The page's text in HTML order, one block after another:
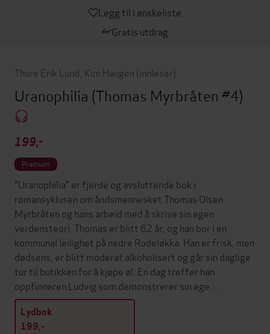
Legg til i ønskeliste
Gratis utdrag
Thure Erik Lund Kim Haugen (innleser)
Uranophilia (Thomas Myrbråten #4)
199,-
Premium
"Uranophilia" er fjerde og avsluttende bok i
romansyklusen om åndsmennesket Thomas Olsen
Myrbråten og hans arbeid med å skrive sin egen
verdensteori. Thomas er blitt 62 år, og han bor i en
kommunal leilighet på nedre Rodeløkka. Han er frisk, men
dødsens, er blitt moderat alkoholisert og går sin daglige
tur til butikken for å kjøpe øl. En dag treffer han
oppfinneren Ludvig som demonstrerer sin ege…
Lydbok
199,-